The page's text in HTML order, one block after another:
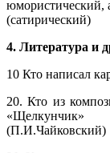
юмористический,
(сатирический)
4. Литература и
10 Кто написал
20. Кто из
«Щелкунчик»
(П.И.Чайковский)